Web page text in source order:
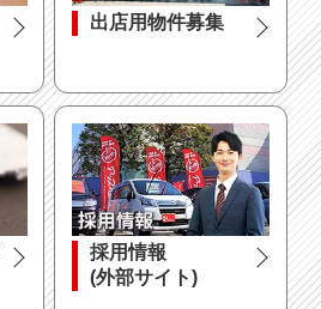
出店用物件募集
採用情報
(外部サイト)